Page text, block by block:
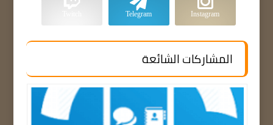
Instagram
Telegram
المشاركات الشائعة